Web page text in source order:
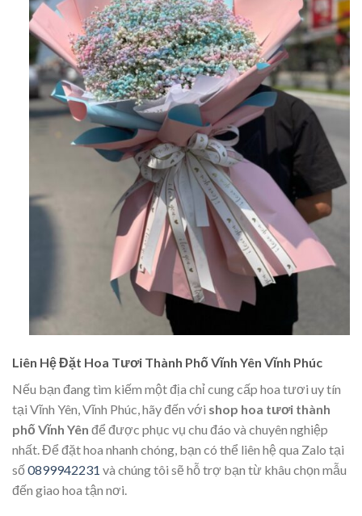
Liên Hệ Đặt Hoa Tươi Thành Phố Vĩnh Yên Vĩnh Phúc
Nếu bạn đang tìm kiếm một địa chỉ cung cấp hoa tươi uy tín
tại Vĩnh Yên, Vĩnh Phúc, hãy đến với shop hoa tươi thành
phố Vĩnh Yên để được phục vụ chu đáo và chuyên nghiệp
nhất. Để đặt hoa nhanh chóng, bạn có thể liên hệ qua Zalo tại
số0899942231 và chúng tôi sẽ hỗ trợ bạn từ khâu chọn mẫu
đến giao hoa tận nơi.